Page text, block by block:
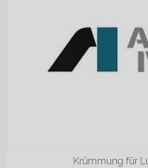
Krümmung für